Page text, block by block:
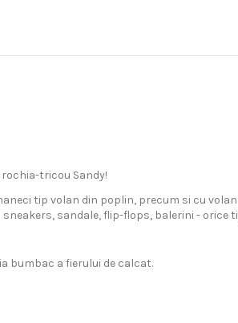
tricou Sandy!
tip volan din poplin, precum si cu
sandale, flip-flops, balerini - orice
bumbac a fierului de calcat.